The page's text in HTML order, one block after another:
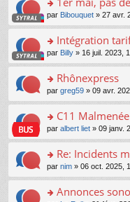
nt
ré
c
e
nt
le
pl
u
s
ré
c
e
nt
n
le
pl
u
s
ré
c
e
nt
a
g
e
n
n
le
pl
u
s
ré
c
e
nt
m
e
s
a
g
e
n
n
le
pl
u
s
ré
c
e
nt
ult
er
le
m
e
s
a
g
e
n
n
le
pl
u
s
ré
o
n
s
ult
er
le
m
e
s
a
g
e
n
n
le
par Bibouquet » 27 avr.
o
n
s
ult
er
le
m
e
s
a
g
e
n
Intégration
par Billy » 16 juil. 2023,
o
n
s
ult
er
le
m
e
s
a
Rhônexpress
par greg59 » 09 avr.
o
n
s
ult
er
le
m
C11 Malmenée
par albert liet » 09 janv.
o
n
s
ult
Re: Incidents
par nim » 06 oct. 2025,
Annonces